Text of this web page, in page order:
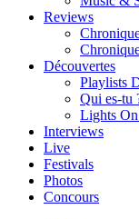
Reviews
Découvertes
Playlists
Qui es-tu
Lights
Interviews
Live
Festivals
Photos
Concours